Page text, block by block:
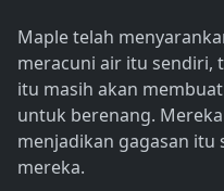
Maple telah
meracuni air itu sendiri,
itu masih akan
untuk berenang.
menjadikan gagasan
mereka.